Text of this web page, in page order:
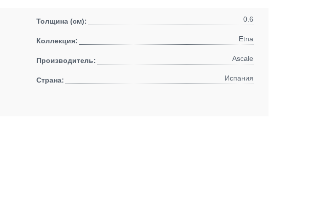
Толщина (см): 0.6
Коллекция: Etna
Производитель: Ascale
Страна: Испания